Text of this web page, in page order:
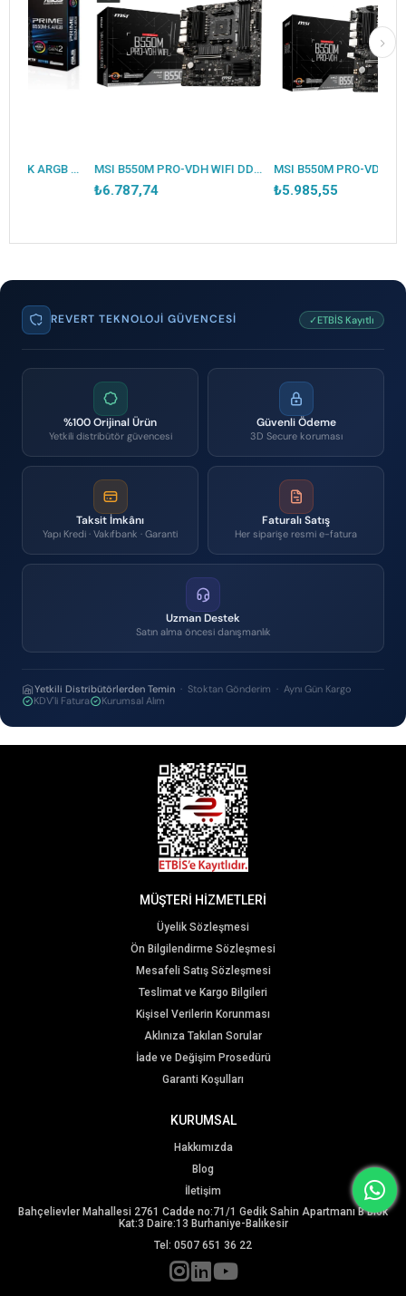
ASUS PRIME B550M-K ARGB DDR4 5100MHZ 1XHDMI 1XDP 2XM.2 USB 3.2 MATX AM4 (AMD AM4 5000/4000G/3000 SERİLERİ İLE UYUMLU) MSI B550M PRO-VDH WIFI DDR4 4400MHZ 1XVGA 1XHDMI 1XDP 2XM.2 USB 3.2 MATX AM4 (AMD 5000/4000G/3000 SERİLERİ İLE UYUMLU)
₺6.787,74 ₺5.985,55
REVERT TEKNOLOJI GÜVENCESI ✓ETBİS Kayıtlı
%100 Orijinal Ürün
Yetkili distribütör güvencesi
Güvenli Ödeme
3D Secure koruması
Taksit İmkânı
Yapı Kredi · Vakıfbank · Garanti
Faturalı Satış
Her siparişe resmi e-fatura
Uzman Destek
Satın alma öncesi danışmanlık
Yetkili Distribütörlerden Temin · Stoktan Gönderim · Aynı Gün Kargo
KDV'li Fatura
Kurumsal Alım
MÜŞTERİ HİZMETLERİ
Üyelik Sözleşmesi
Ön Bilgilendirme Sözleşmesi
Mesafeli Satış Sözleşmesi
Teslimat ve Kargo Bilgileri
Kişisel Verilerin Korunması
Aklınıza Takılan Sorular
İade ve Değişim Prosedürü
Garanti Koşulları
KURUMSAL
Hakkımızda
Blog
İletişim
Bahçelievler Mahallesi 2761 Cadde no:71/1 Gedik Sahin Apartmanı B Blok
Kat:3 Daire:13 Burhaniye-Balıkesir
Tel: 0507 651 36 22